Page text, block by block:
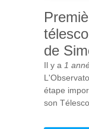
de
Il y a 1
étape
son